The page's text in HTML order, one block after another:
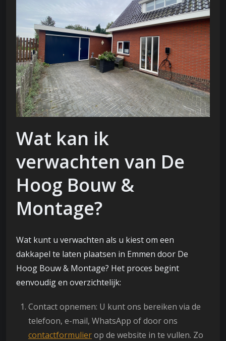
Wat kan ik
verwachten van De
Hoog Bouw &
Montage?
Wat kunt u verwachten als u kiest om een
dakkapel te laten plaatsen in Emmen door De
Hoog Bouw & Montage? Het proces begint
eenvoudig en overzichtelijk:
Contact opnemen: U kunt ons bereiken via de
telefoon, e-mail, WhatsApp of door ons
contactformulierop de website in te vullen. Zo